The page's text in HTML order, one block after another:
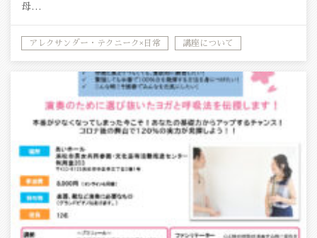
母…
アレクサンダー・テクニーク×日常 講座について